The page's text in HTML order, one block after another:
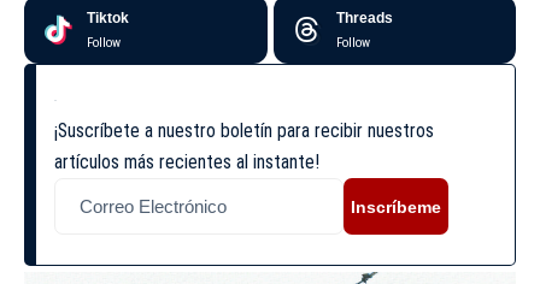
Tiktok
Follow
Threads
Follow
¡Suscríbete a nuestro boletín para recibir nuestros
artículos más recientes al instante!
Inscríbeme